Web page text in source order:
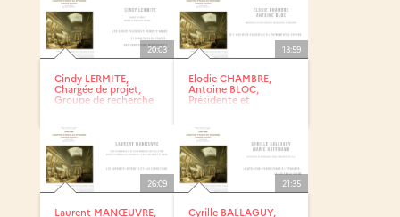
20:03
Cindy LERMITE,
Chargée de projet,
Groupe de recherche
13:59
Elodie CHAMBRE,
Antoine BLOC,
Présidente et
26:09
Laurent MANŒUVRE,
21:35
Cyrille BALLAGUY,